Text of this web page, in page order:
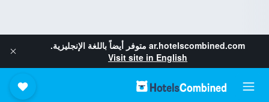
ar.hotelscombined.com متوفر أيضاً باللغة الإنجليزية.
Visit site in English